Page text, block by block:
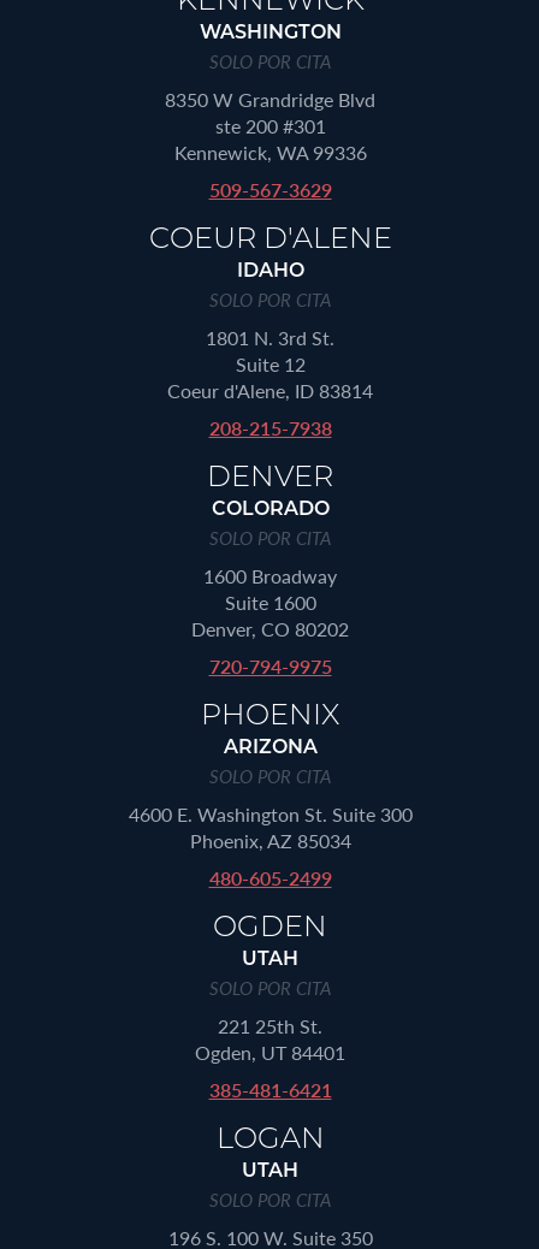
WASHINGTON
SOLO POR CITA
8350 W Grandridge Blvd
ste 200 #301
Kennewick, WA 99336
509-567-3629
COEUR D'ALENE
IDAHO
SOLO POR CITA
1801 N. 3rd St.
Suite 12
Coeur d'Alene, ID 83814
208-215-7938
DENVER
COLORADO
SOLO POR CITA
1600 Broadway
Suite 1600
Denver, CO 80202
720-794-9975
PHOENIX
ARIZONA
SOLO POR CITA
4600 E. Washington St. Suite 300
Phoenix, AZ 85034
480-605-2499
OGDEN
UTAH
SOLO POR CITA
221 25th St.
Ogden, UT 84401
385-481-6421
LOGAN
UTAH
SOLO POR CITA
196 S. 100 W. Suite 350